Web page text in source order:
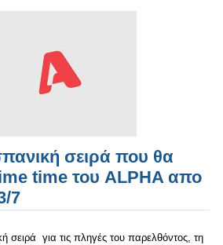
σειρά που θα
time του ALPHA απο
7
σειρά για τις πληγές του παρελθόντος, τη